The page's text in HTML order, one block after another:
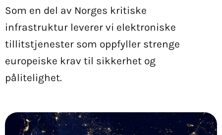
Som en del av Norges kritiske
infrastruktur leverer vi elektroniske
tillitstjenester som oppfyller strenge
europeiske krav til sikkerhet og
pålitelighet.